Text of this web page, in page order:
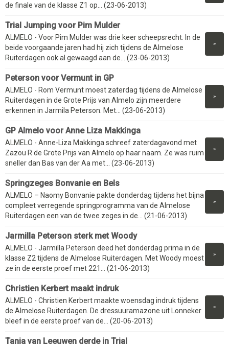
de finale van de klasse Z1 op... (23-06-2013)
Trial Jumping voor Pim Mulder
»
ALMELO - Voor Pim Mulder was drie keer scheepsrecht. In de
beide voorgaande jaren had hij zich tijdens de Almelose
Ruiterdagen ook al gewaagd aan de... (23-06-2013)
Peterson voor Vermunt in GP
»
ALMELO - Rom Vermunt moest zaterdag tijdens de Almelose
Ruiterdagen in de Grote Prijs van Almelo zijn meerdere
erkennen in Jarmila Peterson. Met... (23-06-2013)
GP Almelo voor Anne Liza Makkinga
»
ALMELO - Anne-Liza Makkinga schreef zaterdagavond met
Zazou R de Grote Prijs van Almelo op haar naam. Ze was ruim
sneller dan Bas van der Aa met... (23-06-2013)
Springzeges Bonvanie en Bels
»
ALMELO – Naomy Bonvanie pakte donderdag tijdens het bijna
compleet verregende springprogramma van de Almelose
Ruiterdagen een van de twee zeges in de... (21-06-2013)
Jarmilla Peterson sterk met Woody
»
ALMELO - Jarmilla Peterson deed het donderdag prima in de
klasse Z2 tijdens de Almelose Ruiterdagen. Met Woody moest
ze in de eerste proef met 221... (21-06-2013)
Christien Kerbert maakt indruk
»
ALMELO - Christien Kerbert maakte woensdag indruk tijdens
de Almelose Ruiterdagen. De dressuuramazone uit Lonneker
bleef in de eerste proef van de... (20-06-2013)
Tania van Leeuwen derde in Trial